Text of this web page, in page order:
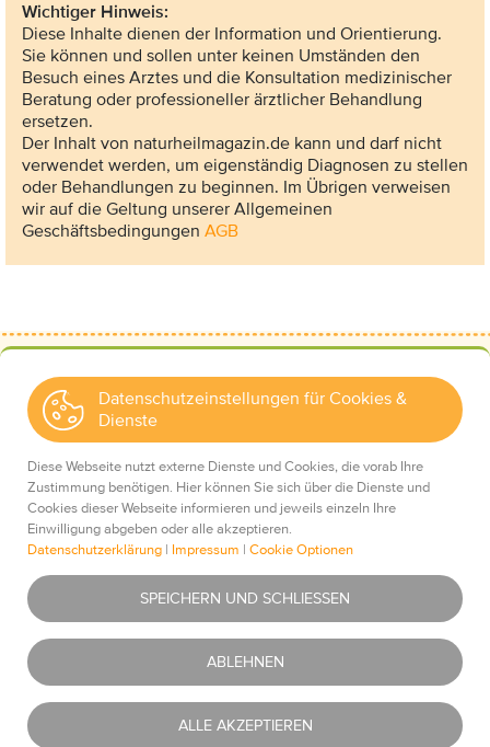
Wichtiger Hinweis:
Diese Inhalte dienen der Information und Orientierung.
Sie können und sollen unter keinen Umständen den
Besuch eines Arztes und die Konsultation medizinischer
Beratung oder professioneller ärztlicher Behandlung
ersetzen.
Der Inhalt von naturheilmagazin.de kann und darf nicht
verwendet werden, um eigenständig Diagnosen zu stellen
oder Behandlungen zu beginnen. Im Übrigen verweisen
wir auf die Geltung unserer Allgemeinen
Geschäftsbedingungen AGB
Mediadaten
Impressum
Datenschutz
AGBs
Haftungsausschluss
Newsletter
Datenschutzeinstellungen für Cookies &
Dienste
Diese Webseite nutzt externe Dienste und Cookies, die vorab Ihre
Zustimmung benötigen. Hier können Sie sich über die Dienste und
Cookies dieser Webseite informieren und jeweils einzeln Ihre
Einwilligung abgeben oder alle akzeptieren.
Datenschutzerklärung | Impressum | Cookie Optionen
Was ist das?
Was ist das?
SPEICHERN UND SCHLIESSEN
ABLEHNEN
ALLE AKZEPTIEREN